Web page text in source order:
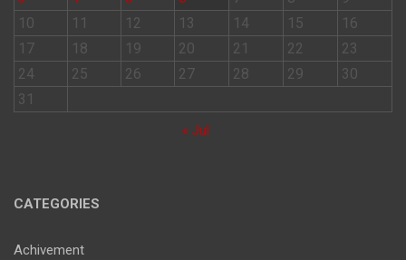
10
11 12 13 14 15
16
17
18 19 20 21 22
23
24
25 26 27 28 29
30
31
« Jul
CATEGORIES
Achivement